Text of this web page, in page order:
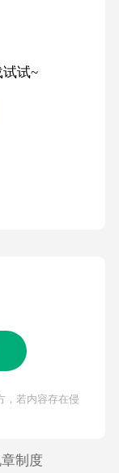
试~
，若内容存在侵
制度